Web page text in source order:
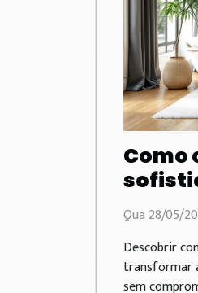
Como
Qua 28/05/
Descobrir
transformar
sem